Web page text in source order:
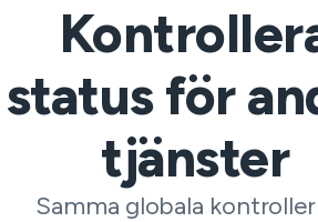
status för
tjänster
Samma globala